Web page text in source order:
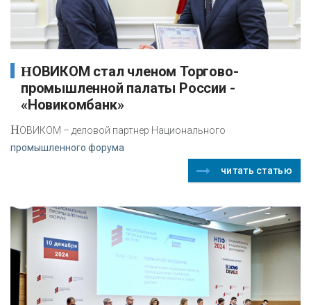
НОВИКОМ стал членом Торгово-
промышленной палаты России -
«Новикомбанк»
НОВИКОМ – деловой партнер Национального
промышленного форума
читать статью